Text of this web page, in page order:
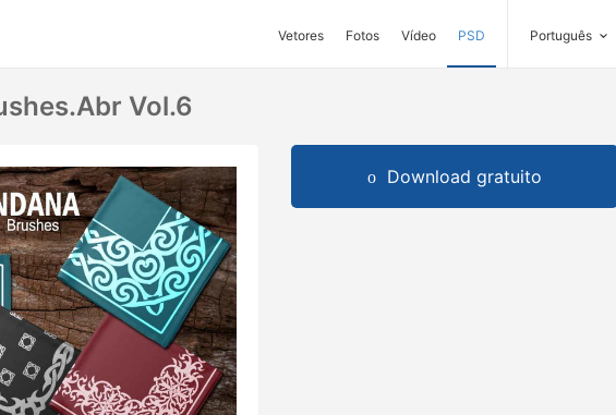
Vetores Fotos Vídeo PSD Português
Vol.6
Download gratuito